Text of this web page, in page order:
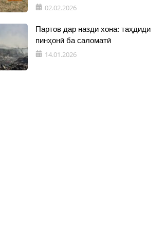
02.02.2026
Партов дар назди хона: таҳдиди
пинҳонӣ ба саломатӣ
14.01.2026